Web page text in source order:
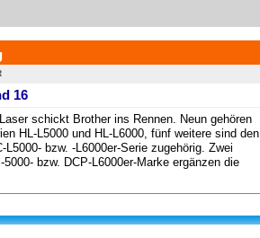
16
schickt Brother ins Rennen. Neun gehören
HL-L5000 und HL-L6000, fünf weitere sind den
bzw. -L6000er-Serie zugehörig. Zwei
bzw. DCP-L6000er-Marke ergänzen die